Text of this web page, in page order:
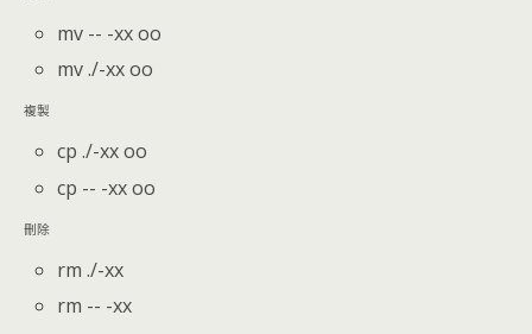
mv -- -xx oo
mv ./-xx oo
複製
cp ./-xx oo
cp -- -xx oo
刪除
rm ./-xx
rm -- -xx